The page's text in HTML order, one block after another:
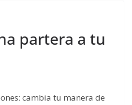
partera a tu
cambia tu manera de